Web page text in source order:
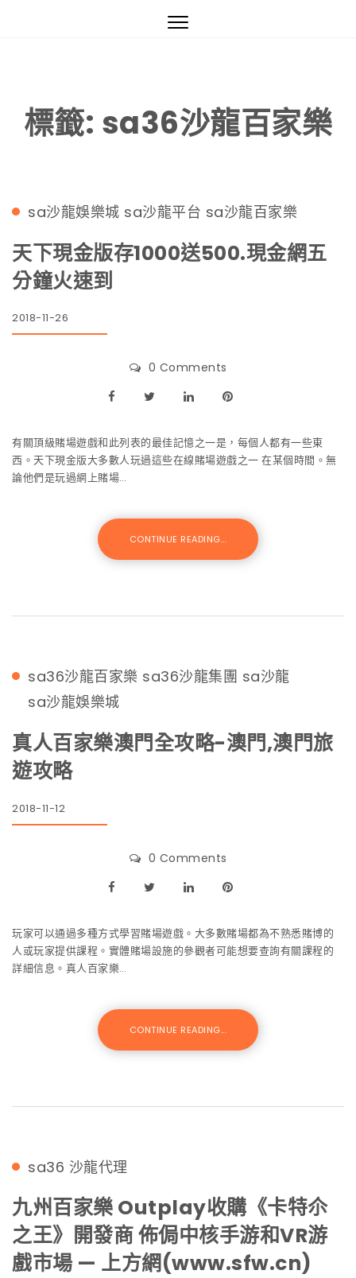
Toggle
標籤: sa36沙龍百家樂
sa沙龍娛樂城 sa沙龍平台 sa沙龍百家樂
天下現金版存1000送500.現金網五
分鐘火速到
2018-11-26
0 Comments
有關頂級賭場遊戲和此列表的最佳記憶之一是，每個人都有一些東
西。天下現金版大多數人玩過這些在線賭場遊戲之一 在某個時間。無
論他們是玩過網上賭場…
CONTINUE READING...
sa36沙龍百家樂 sa36沙龍集團 sa沙龍
sa沙龍娛樂城
真人百家樂澳門全攻略-澳門,澳門旅
遊攻略
2018-11-12
0 Comments
玩家可以通過多種方式學習賭場遊戲。大多數賭場都為不熟悉賭博的
人或玩家提供課程。實體賭場設施的參觀者可能想要查詢有關課程的
詳細信息。真人百家樂…
CONTINUE READING...
sa36 沙龍代理
九州百家樂 Outplay收購《卡特尒
之王》開發商 佈侷中核手游和VR游
戲市場 — 上方網(www.sfw.cn)